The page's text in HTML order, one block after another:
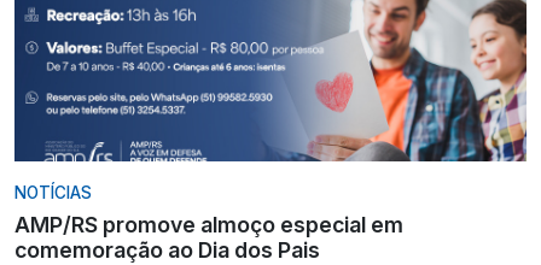
NOTÍCIAS
AMP/RS promove almoço especial em
comemoração ao Dia dos Pais